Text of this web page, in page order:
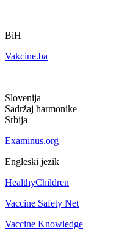
BiH
Vakcine.ba
Slovenija
Sadržaj harmonike
Srbija
Examinus.org
Engleski jezik
HealthyChildren
Vaccine Safety Net
Vaccine Knowledge